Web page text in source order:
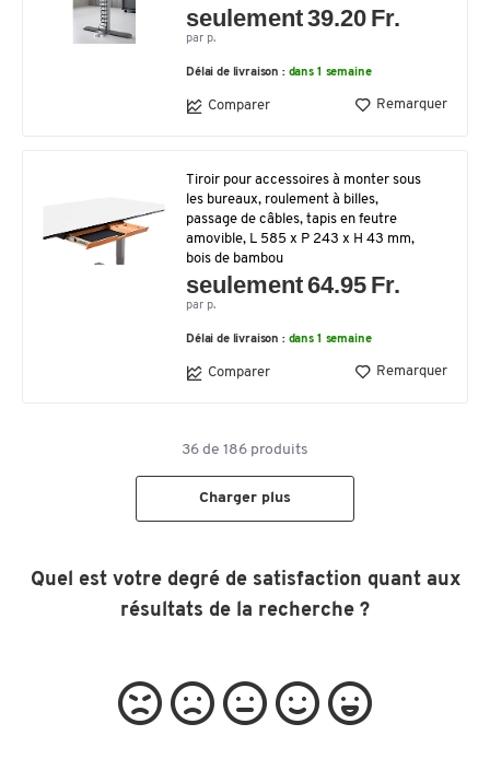
seulement 39.20 Fr.
par p.
Délai de livraison : dans 1 semaine
Comparer Remarquer
Tiroir pour accessoires à monter sous
les bureaux, roulement à billes,
passage de câbles, tapis en feutre
amovible, L 585 x P 243 x H 43 mm,
bois de bambou
seulement 64.95 Fr.
par p.
Délai de livraison : dans 1 semaine
Comparer Remarquer
36 de 186 produits
Charger plus
Quel est votre degré de satisfaction quant aux
résultats de la recherche ?